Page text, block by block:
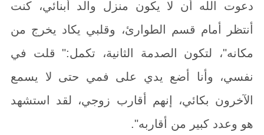
دعوت الله أن لا يكون منزل والد أبنائي، كنت
أنتظر أمام قسم الطوارئ، وقلبي يكاد يخرج من
مكانه"، لتكون الصدمة الثانية، تكمل:" قلت في
نفسي، وأنا أضع يدي على فمي حتى لا يسمع
الآخرون بكائي، إنهم أقارب زوجي، لقد استشهد
هو وعدد كبير من أقاربه".